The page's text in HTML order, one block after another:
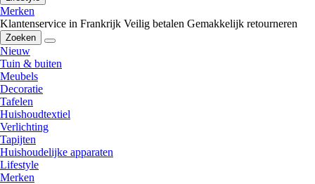
Merken
Klantenservice in Frankrijk Veilig betalen Gemakkelijk retourneren
Zoeken
Nieuw
Tuin & buiten
Meubels
Decoratie
Tafelen
Huishoudtextiel
Verlichting
Tapijten
Huishoudelijke apparaten
Lifestyle
Merken